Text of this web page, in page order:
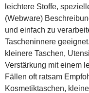
leichtere Stoffe,
(Webware)
und einfach zu
Tascheninnere
kleinere Taschen,
Verstärkung mit einem
Fällen oft ratsam
Kosmetiktaschen,